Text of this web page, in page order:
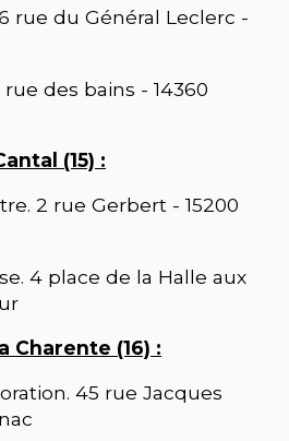
rue du Général Leclerc -
des bains - 14360
(15) :
2 rue Gerbert - 15200
4 place de la Halle aux
Charente (16) :
45 rue Jacques